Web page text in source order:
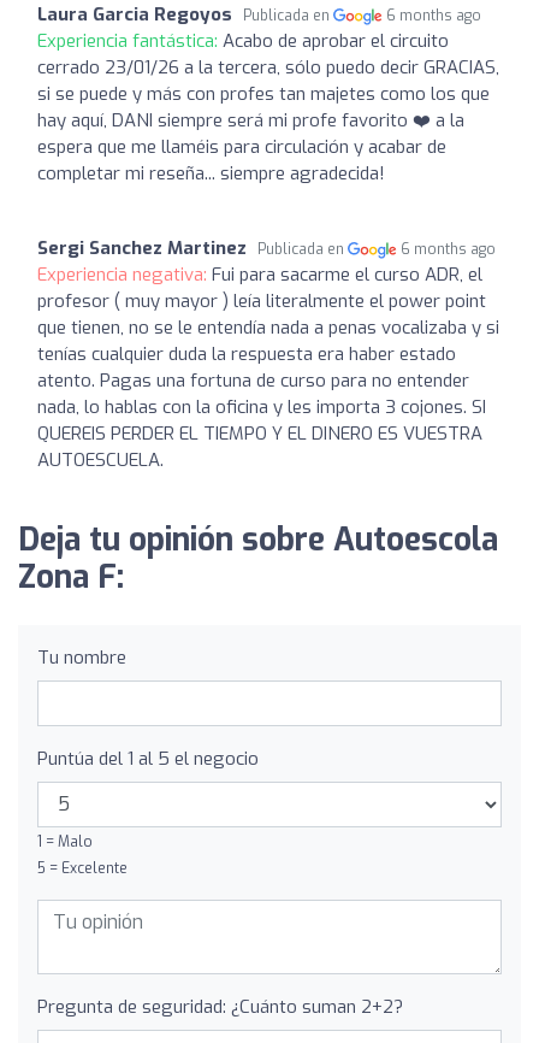
Laura Garcia Regoyos Publicada en 6 months ago
Experiencia fantástica: Acabo de aprobar el circuito
cerrado 23/01/26 a la tercera, sólo puedo decir GRACIAS,
si se puede y más con profes tan majetes como los que
hay aquí, DANI siempre será mi profe favorito ❤️ a la
espera que me llaméis para circulación y acabar de
completar mi reseña... siempre agradecida!
Sergi Sanchez Martinez Publicada en 6 months ago
Experiencia negativa: Fui para sacarme el curso ADR, el
profesor ( muy mayor ) leía literalmente el power point
que tienen, no se le entendía nada a penas vocalizaba y si
tenías cualquier duda la respuesta era haber estado
atento. Pagas una fortuna de curso para no entender
nada, lo hablas con la oficina y les importa 3 cojones. SI
QUEREIS PERDER EL TIEMPO Y EL DINERO ES VUESTRA
AUTOESCUELA.
Deja tu opinión sobre Autoescola
Zona F:
Tu nombre
Puntúa del 1 al 5 el negocio
1 = Malo
5 = Excelente
Pregunta de seguridad: ¿Cuánto suman 2+2?